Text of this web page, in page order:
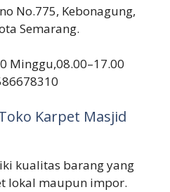
No.775, Kebonagung,
Semarang.
Minggu,08.00–17.00
Karpet Masjid
kualitas barang yang
lokal maupun impor.